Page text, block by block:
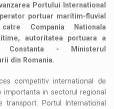
Portului International
portuar maritim-fluvial
Compania Nationala
autoritatea portuara a
Constanta - Ministerul
din Romania.
competitiv international de
in sectorul regional
Portul International